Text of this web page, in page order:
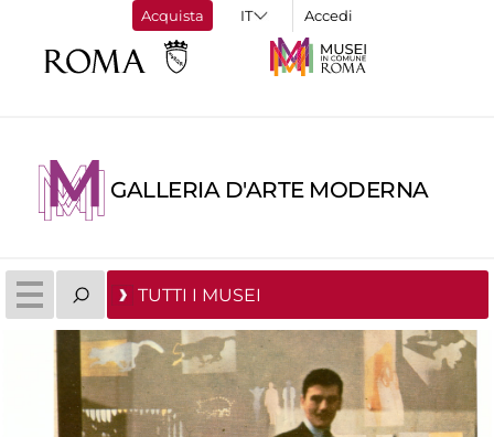
Acquista Accedi
GALLERIA D'ARTE MODERNA
TUTTI I MUSEI